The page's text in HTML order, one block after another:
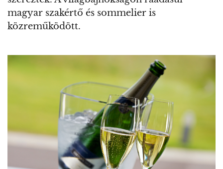
magyar szakértő és sommelier is
közreműködött.